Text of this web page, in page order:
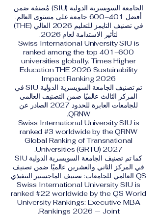
الجامعة السويسرية الدولية (SIU) مُصنفة ضمن
أفضل 401–600 جامعة على مستوى العالم.
في تصنيف التايمز للتعليم 2026 العالي (THE)
لتأثير الاستدامة لعام 2026.
Swiss International University SIU is
ranked among the top 401–600
universities globally. Times Higher
Education THE 2026 Sustainability
Impact Ranking 2026
تم تصنيف الجامعة السويسرية الدولية SIU في
المركز الثالث عالميًا ضمن التصنيف العالمي
للجامعات العابرة للحدود 2027 الصادر عن
QRNW.
Swiss International University SIU is
ranked #3 worldwide by the QRNW
Global Ranking of Transnational
Universities (GRTU) 2027.
كما تم تصنيف الجامعة السويسرية الدولية SIU
في المركز الثاني والعشرين عالميًا ضمن تصنيف
QS العالمي للجامعات: تصنيف الماجستير التنفيذي
Swiss International University SIU is
ranked #22 worldwide by the QS World
University Rankings: Executive MBA
Rankings 2026 — Joint.